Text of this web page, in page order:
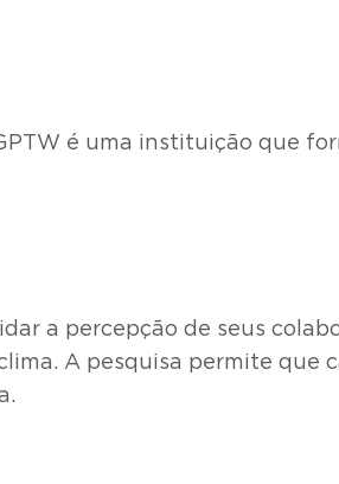
é uma instituição que
a percepção de seus
A pesquisa permite que